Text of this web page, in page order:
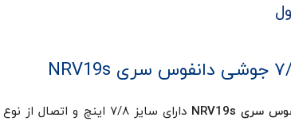
دارای سایز ۷/۸ اینچ و